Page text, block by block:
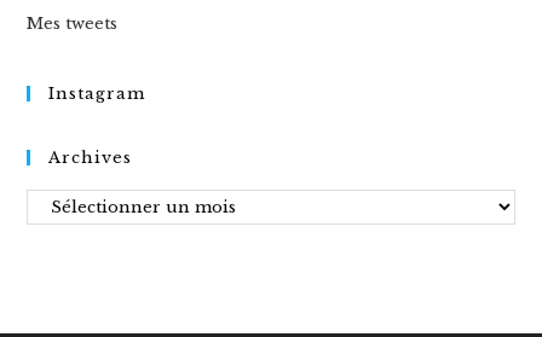
Mes tweets
Instagram
Archives
Archives